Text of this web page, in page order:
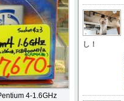
4-1.6GHz
し！